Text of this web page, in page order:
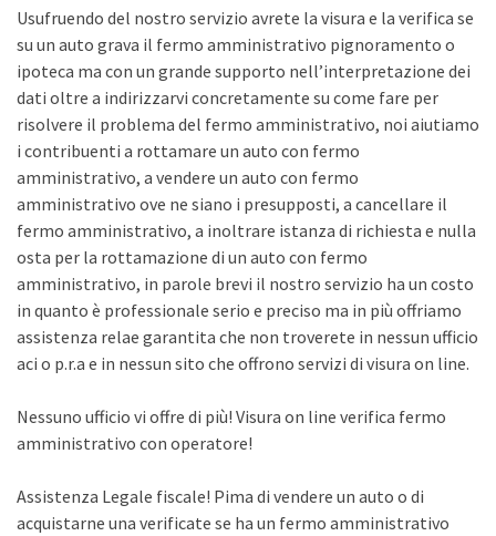
Usufruendo del nostro servizio avrete la visura e la verifica se
su un auto grava il fermo amministrativo pignoramento o
ipoteca ma con un grande supporto nell’interpretazione dei
dati oltre a indirizzarvi concretamente su come fare per
risolvere il problema del fermo amministrativo, noi aiutiamo
i contribuenti a rottamare un auto con fermo
amministrativo, a vendere un auto con fermo
amministrativo ove ne siano i presupposti, a cancellare il
fermo amministrativo, a inoltrare istanza di richiesta e nulla
osta per la rottamazione di un auto con fermo
amministrativo, in parole brevi il nostro servizio ha un costo
in quanto è professionale serio e preciso ma in più offriamo
assistenza relae garantita che non troverete in nessun ufficio
aci o p.r.a e in nessun sito che offrono servizi di visura on line.
Nessuno ufficio vi offre di più! Visura on line verifica fermo
amministrativo con operatore!
Assistenza Legale fiscale! Pima di vendere un auto o di
acquistarne una verificate se ha un fermo amministrativo